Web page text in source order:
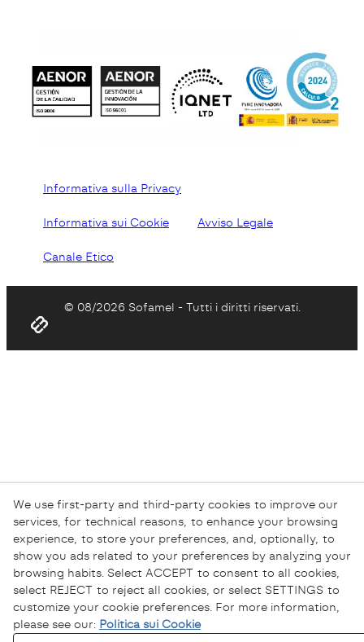
Informativa sulla Privacy
Informativa sui Cookie Avviso Legale
Canale Etico
© 08/2026 Sofamel - Tutti i diritti riservati.
We use first-party and third-party cookies to improve our
services, for technical reasons, to enhance your browsing
experience, to store your preferences, and, optionally, to
show you ads related to your preferences by analyzing your
browsing habits. Select ACCEPT to consent to all cookies,
select REJECT to reject all cookies, or select SETTINGS to
customize your cookie preferences. For more information,
please see our: Politica sui Cookie